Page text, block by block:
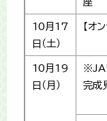
10月17
日（土）
【オ
10月19
日（月）
※JA
完成